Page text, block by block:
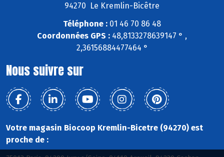
94270 Le Kremlin-Bicêtre
Téléphone : 01 46 70 86 48
Coordonnées GPS : 48,8133278639147 ° ,
2,36156884477464 °
Nous suivre sur
Votre magasin Biocoop Kremlin-Bicetre (94270) est
proche de :